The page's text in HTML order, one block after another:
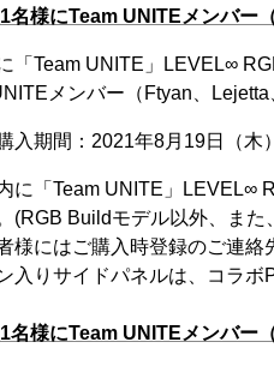
様にTeam UNITEメンバー
「Team UNITE」LEVEL∞
メンバー（Ftyan、
入期間：2021年8月19日（木
に「Team UNITE」LEVEL∞
(RGB Buildモデル以外、ま
様にはご購入時登録のご連絡
入りサイドパネルは、コラボ
様にTeam UNITEメンバー